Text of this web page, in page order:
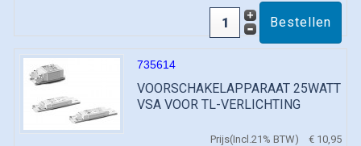
735614
VOORSCHAKELAPPARAAT 25WATT
VSA VOOR TL-VERLICHTING
Prijs(Incl.21% BTW) € 10,95